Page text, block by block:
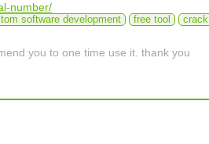
number/
software development free tool
crack
you to one time use it. thank you